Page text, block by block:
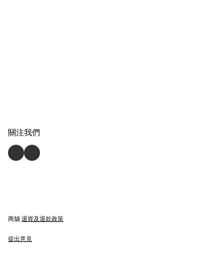
關注我們
商舖 退貨及退款政策
提出意見